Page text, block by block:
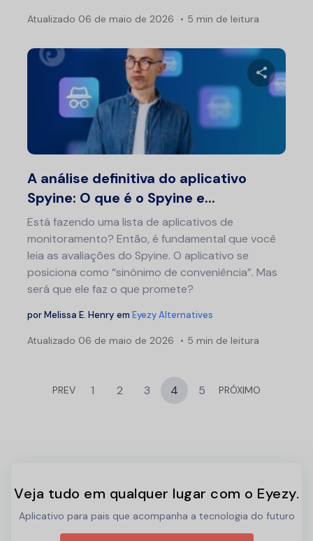
Atualizado 06 de maio de 2026 5 min de leitura
A análise definitiva do aplicativo
Spyine: O que é o Spyine e...
Está fazendo uma lista de aplicativos de
monitoramento? Então, é fundamental que você
leia as avaliações do Spyine. O aplicativo se
posiciona como “sinônimo de conveniência”. Mas
será que ele faz o que promete?
porMelissa E. Henry em Eyezy Alternatives
Atualizado 06 de maio de 2026 5 min de leitura
por
PREV 1 2 3 4 5 PRÓXIMO
Veja tudo em qualquer lugar com o Eyezy.
Aplicativo para pais que acompanha a tecnologia do futuro